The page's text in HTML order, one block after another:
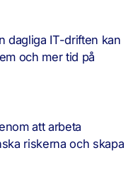
dagliga IT-driften kan
och mer tid på
att arbeta
riskerna och skapa